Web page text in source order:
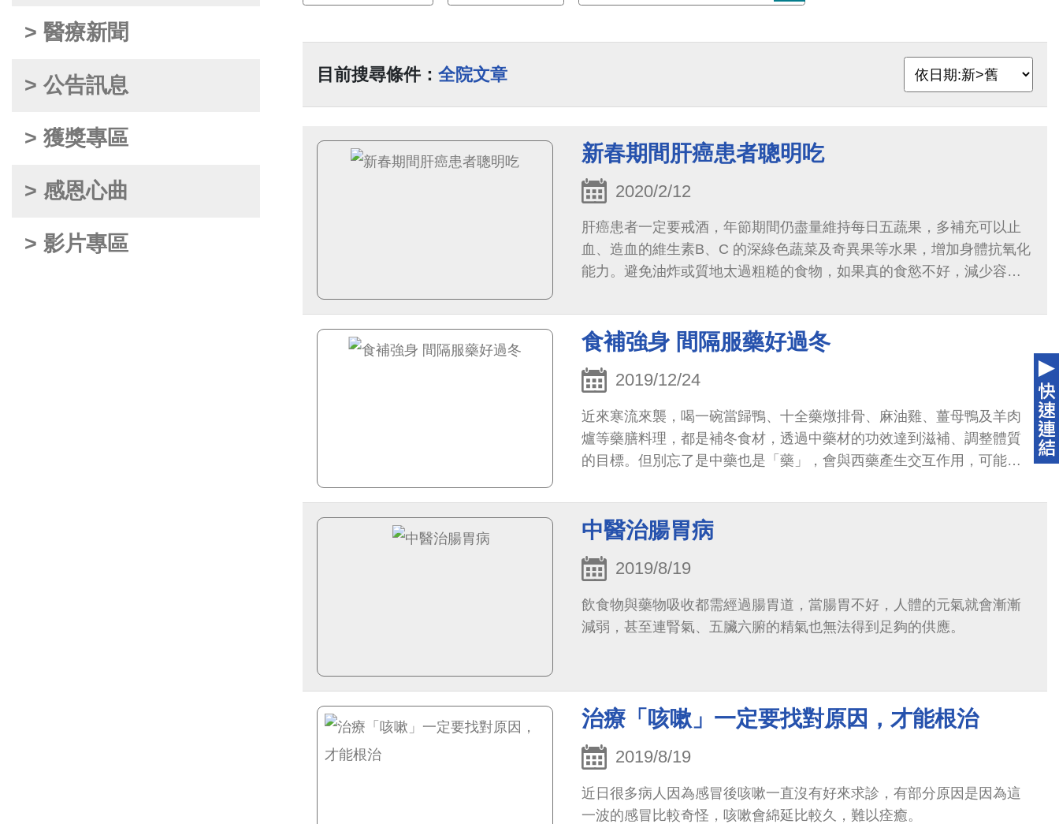
> 醫療新聞
> 公告訊息
> 獲獎專區
> 感恩心曲
> 影片專區
目前搜尋條件： 全院文章
新春期間肝癌患者聰明吃
2020/2/12
肝癌患者一定要戒酒，年節期間仍盡量維持每日五蔬果，多補充可以止
血、造血的維生素B、C 的深綠色蔬菜及奇異果等水果，增加身體抗氧化
能力。避免油炸或質地太過粗糙的食物，如果真的食慾不好，減少容易
食補強身 間隔服藥好過冬
2019/12/24
近來寒流來襲，喝一碗當歸鴨、十全藥燉排骨、麻油雞、薑母鴨及羊肉
爐等藥膳料理，都是補冬食材，透過中藥材的功效達到滋補、調整體質
的目標。但別忘了是中藥也是「藥」，會與西藥產生交互作用，可能會
風險喔！
中醫治腸胃病
2019/8/19
飲食物與藥物吸收都需經過腸胃道，當腸胃不好，人體的元氣就會漸漸
減弱，甚至連腎氣、五臟六腑的精氣也無法得到足夠的供應。
治療「咳嗽」一定要找對原因，才能根治
2019/8/19
近日很多病人因為感冒後咳嗽一直沒有好來求診，有部分原因是因為這
一波的感冒比較奇怪，咳嗽會綿延比較久，難以痊癒。